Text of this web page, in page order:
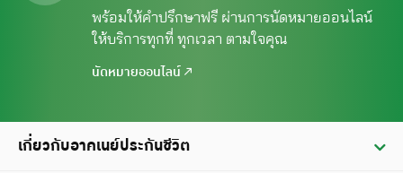
พร้อมให้คำปรึกษาฟรี ผ่านการนัดหมายออนไลน์
ให้บริการทุกที่ ทุกเวลา ตามใจคุณ
นัดหมายออนไลน์
เกี่ยวกับอาคเนย์ประกันชีวิต